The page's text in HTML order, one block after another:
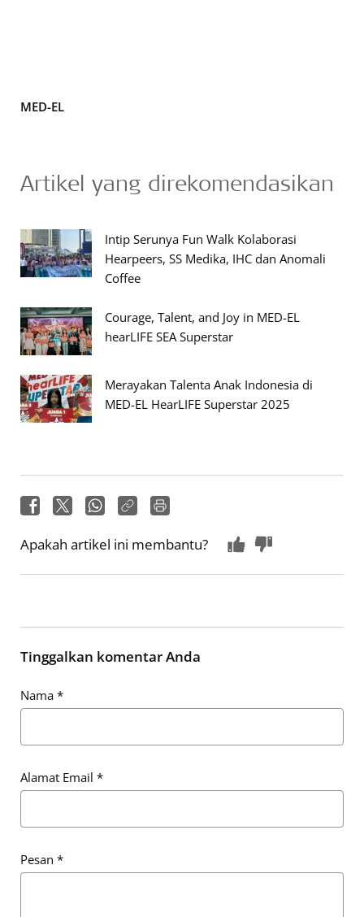
MED-EL
Artikel yang direkomendasikan
Intip Serunya Fun Walk Kolaborasi
Hearpeers, SS Medika, IHC dan Anomali
Coffee
Courage, Talent, and Joy in MED-EL
hearLIFE SEA Superstar
Merayakan Talenta Anak Indonesia di
MED-EL HearLIFE Superstar 2025
Apakah artikel ini membantu?
Tinggalkan komentar Anda
Nama *
Alamat Email *
Pesan *